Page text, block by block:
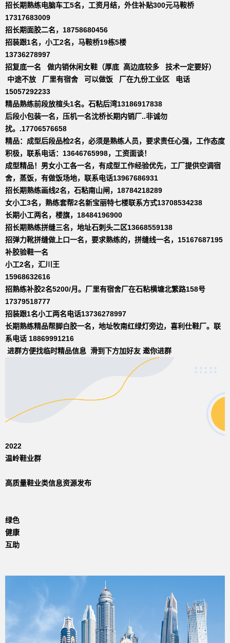
招长期熟练电脑车工5名，工资月结，外住补贴300元马鞍桥
17317683009
招长期面胶二名，18758680456
招装跟1名，小工2名，马鞍桥19栋5楼
13736278997
招复底一名 做内销休闲女鞋（厚底 高边底较多 技术一定要好）
中途不放 厂里有宿舍 可以做饭 厂在九份工业区 电话
15057292233
精品熟练前段放楦头1名。石粘后湾13186917838
后段小包装一名，压机一名沈桥长期内销厂..非诚勿
扰。.17706576658
精品：成型后段品检2名，必须是熟练人员，要求责任心强，工作态度
积极，联系电话：13646765998，工资面谈！
成型精品！男女小工各一名，有成型工作经验优先，工厂提供空调宿
舍，蒸饭，有做饭场地，联系电话13967686931
招长期熟练画线2名，石粘南山闸，18784218289
女小工3名，熟练套帮2名新宝丽特七楼联系方式13708534238
长期小工两名，楼旗，18484196900
招长期熟练拼缝三名，地址石刺头二区13668559138
招弹力靴拼缝做上口一名，要求熟练的，拼缝线一名，15167687195
补胶验鞋一名
小工2名，汇川王
15968632616
招熟练补胶2名5200/月。厂里有宿舍厂在石粘横塘北繁路158号
17379518777
招装跟1名小工两名电话13736278997
长期熟练精品帮脚白胶一名，地址牧南红绿灯旁边，喜利仕鞋厂。联
系电话 18869991216
进群方便找临时精品信息 滑到下方加好友 邀你进群
2022
温岭鞋业群
高质量鞋业类信息资源发布
绿色
健康
互助